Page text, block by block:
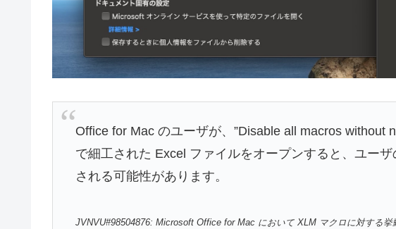
Office for Mac のユーザが、”Disable all macros without
で細工された Excel ファイルをオープンすると、ユー
される可能性があります。
JVNVU#98504876: Microsoft Office for Mac において XLM マクロに対する